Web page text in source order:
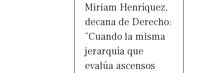
Miriam Henríquez,
decana de Derecho:
“Cuando la misma
jerarquía que
evalúa ascensos